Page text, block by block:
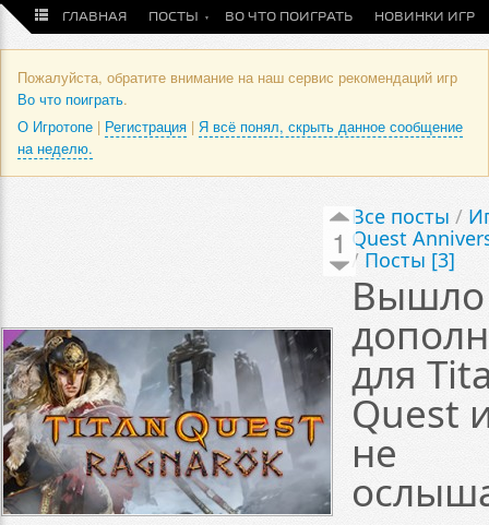
ГЛАВНАЯ ПОСТЫ ВО ЧТО ПОИГРАТЬ НОВИНКИ ИГР
Пожалуйста, обратите внимание на наш сервис рекомендаций игр
Во что поиграть.
О Игротопе | Регистрация | Я всё понял, скрыть данное сообщение
на неделю.
1
Все посты /
Quest
/ Посты [3]
Вышло
для
Quest
не